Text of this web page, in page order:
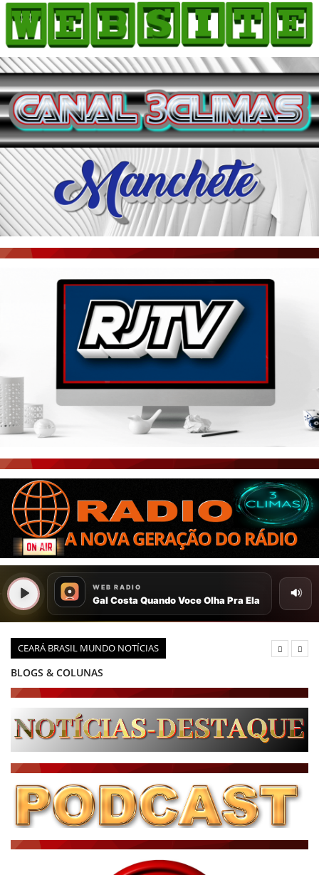
CEARÁ BRASIL MUNDO NOTÍCIAS
BLOGS & COLUNAS
PODCAST - PONTO DE VISTA
BRASIL DE FATO - ÚLTIMAS NOTÍCIAS
ÚLTIMAS NOTÍCIAS
NOTÍCIAS TAMBÉM NA TELA
BRASIL MUNDO AO VIVO
HOME
COMO ANUNCIAR
JORNAIS DO BRASIL
PODCAST/NOTÍCIAS
AS NOTÍCIAS DO DIA
ACONTECEU...VIROU MANCHETE!
BLOGS & COLUNAS
AGÊNCIA DE NOTÍCIAS
CNN BRASIL
PORTAL CEARÁ
ÚLTIMAS POSTAGENS
BOAS NOTÍCIAS...VIRAM MANCHETE!
CEARÁ BRASIL NOTÍCIAS
CEARÁ BRASIL MUNDO 1
BRASIL DE FATO
NOTÍCIAS GERAIS
CONECTE-SE
REGISTO